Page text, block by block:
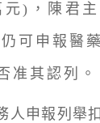
)，陳君
可申報醫
准其認列。
申報列舉